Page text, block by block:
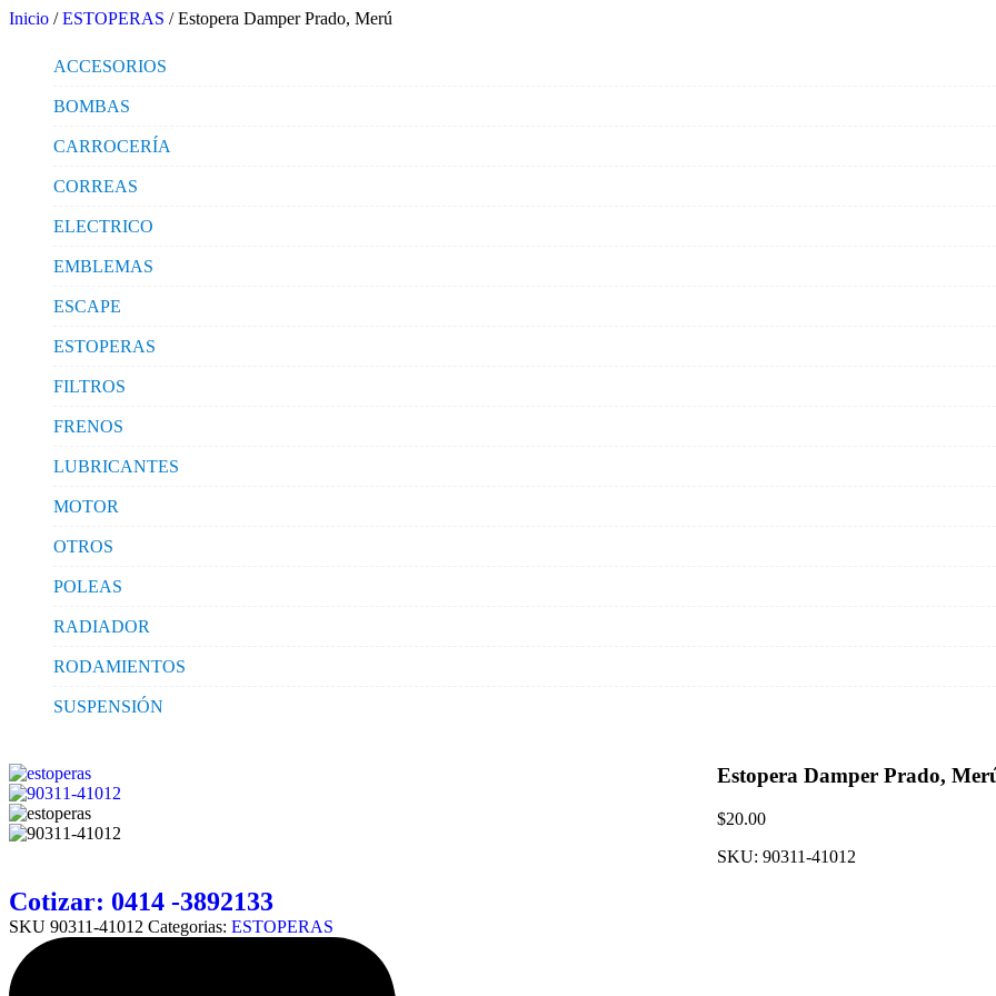
Inicio /ESTOPERAS / Estopera Damper Prado, Merú
ACCESORIOS
BOMBAS
CARROCERÍA
CORREAS
ELECTRICO
EMBLEMAS
ESCAPE
ESTOPERAS
FILTROS
FRENOS
LUBRICANTES
MOTOR
OTROS
POLEAS
RADIADOR
RODAMIENTOS
SUSPENSIÓN
Estopera Damper Prado,
$20.00
SKU:90311-41012
Cotizar: 0414 -3892133
SKU 90311-41012 Categorias: ESTOPERAS